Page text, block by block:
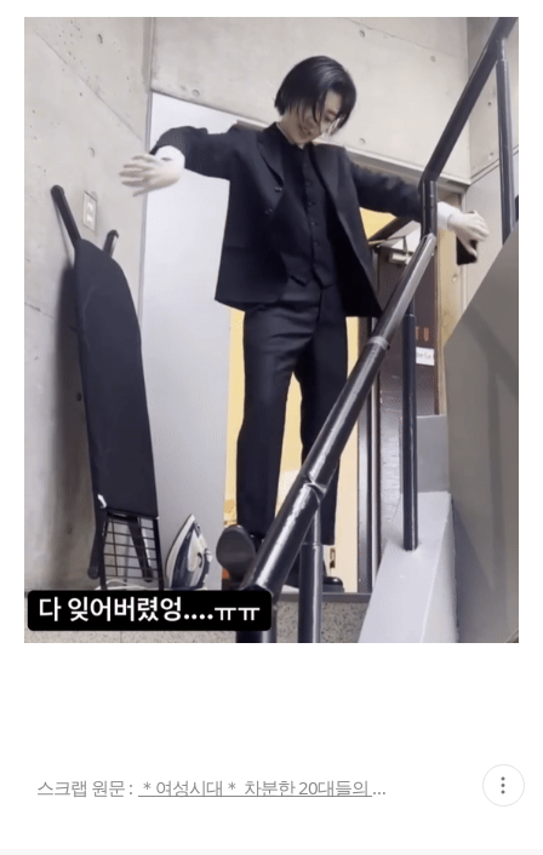
스크랩 원문 : ＊여성시대＊ 차분한 20대들의 알흠다운 공간 현
재